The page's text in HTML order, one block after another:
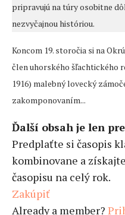
pripravujú na túry osobitne
nezvyčajnou históriou.
Koncom 19. storočia si na
člen uhorského šľachtického
1916) malebný lovecký
zakomponovaním...
Ďalší obsah je len
Predplaťte si časopis
kombinovane a
časopisu na celý rok.
Zakúpiť
Already a member?